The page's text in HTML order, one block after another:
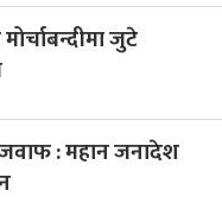
जुटे
: महान जनादेश